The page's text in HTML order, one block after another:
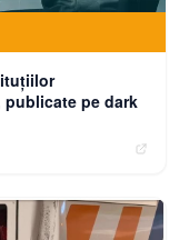
publicate pe dark